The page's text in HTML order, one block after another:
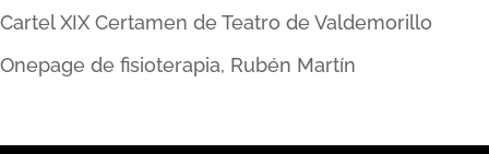
Cartel XIX Certamen de Teatro de Valdemorillo
Onepage de fisioterapia, Rubén Martín